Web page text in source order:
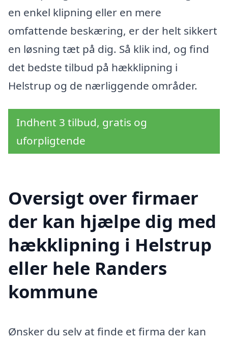
en enkel klipning eller en mere
omfattende beskæring, er der helt sikkert
en løsning tæt på dig. Så klik ind, og find
det bedste tilbud på hækklipning i
Helstrup og de nærliggende områder.
Indhent 3 tilbud, gratis og
uforpligtende
Oversigt over firmaer
der kan hjælpe dig med
hækklipning i Helstrup
eller hele Randers
kommune
Ønsker du selv at finde et firma der kan